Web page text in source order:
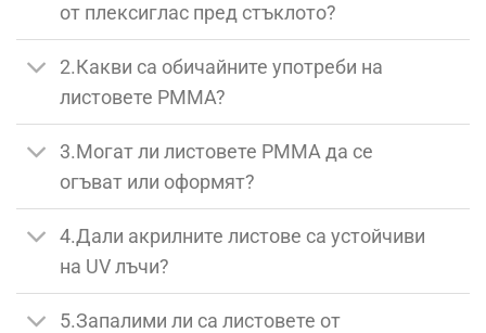
от плексиглас пред стъклото?
2.Какви са обичайните употреби на
листовете PMMA?
3.Могат ли листовете PMMA да се
огъват или оформят?
4.Дали акрилните листове са устойчиви
на UV лъчи?
5.Запалими ли са листовете от